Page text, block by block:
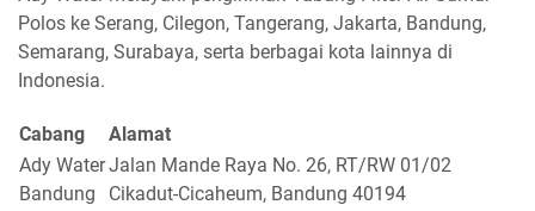
Polos ke Serang, Cilegon, Tangerang, Jakarta, Bandung,
Semarang, Surabaya, serta berbagai kota lainnya di
Indonesia.
Cabang
Alamat
Ady Water
Bandung
Jalan Mande Raya No. 26, RT/RW 01/02
Cikadut-Cicaheum, Bandung 40194